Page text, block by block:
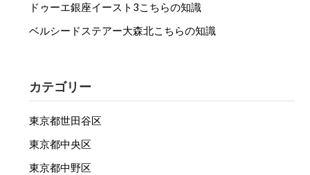
ドゥーエ銀座イースト3こちらの知識
ベルシードステアー大森北こちらの知識
カテゴリー
東京都世田谷区
東京都中央区
東京都中野区